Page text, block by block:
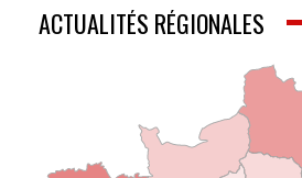
ACTUALITÉS RÉGIONALES